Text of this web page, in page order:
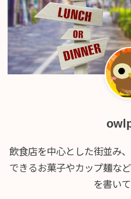
飲食店を中心とした街並み
できるお菓子やカップ麺な
を書い